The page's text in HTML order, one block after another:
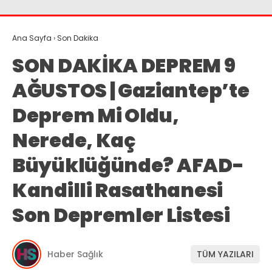
Ana Sayfa › Son Dakika
SON DAKİKA DEPREM 9
AĞUSTOS | Gaziantep’te
Deprem Mi Oldu,
Nerede, Kaç
Büyüklüğünde? AFAD-
Kandilli Rasathanesi
Son Depremler Listesi
Haber Sağlık TÜM YAZILARI